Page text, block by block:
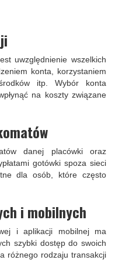
uwzględnienie wszelkich
konta, korzystaniem
itp. Wybór konta
na koszty związane
danej placówki oraz
gotówki spoza sieci
dla osób, które często
i mobilnych
i aplikacji mobilnej ma
szybki dostęp do swoich
różnego rodzaju transakcji